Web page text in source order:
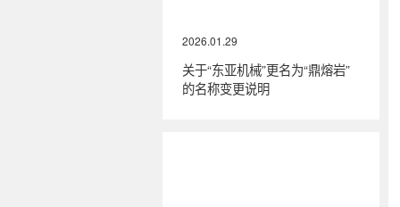
2026.01.29
关于“东亚机械”更名为“鼎熔岩”
的名称变更说明